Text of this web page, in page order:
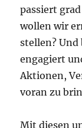
passiert
wollen wir
stellen?
engagiert
Aktionen,
voran zu
Mit diesen